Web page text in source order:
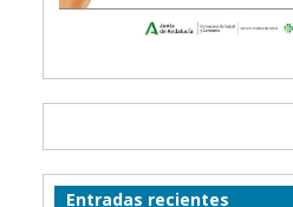
Entradas recientes